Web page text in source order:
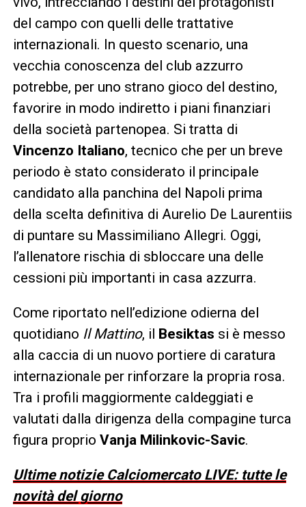
del campo con quelli delle trattative
internazionali. In questo scenario, una
vecchia conoscenza del club azzurro
potrebbe, per uno strano gioco del destino,
favorire in modo indiretto i piani finanziari
della società partenopea. Si tratta di
Vincenzo Italiano, tecnico che per un breve
periodo è stato considerato il principale
candidato alla panchina del Napoli prima
della scelta definitiva di Aurelio De Laurentiis
di puntare su Massimiliano Allegri. Oggi,
l’allenatore rischia di sbloccare una delle
cessioni più importanti in casa azzurra.
Come riportato nell’edizione odierna del
quotidiano Il Mattino, il Besiktas si è messo
alla caccia di un nuovo portiere di caratura
internazionale per rinforzare la propria rosa.
Tra i profili maggiormente caldeggiati e
valutati dalla dirigenza della compagine turca
figura proprio Vanja Milinkovic-Savic.
Ultime notizie Calciomercato LIVE: tutte le
novità del giorno